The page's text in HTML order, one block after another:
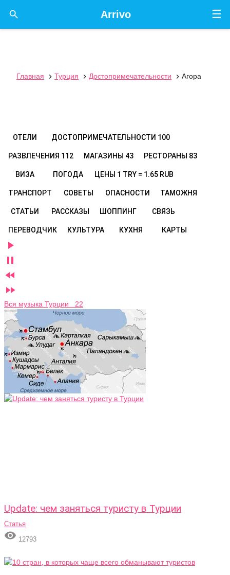
☰
Arrivo

Главная  Турция  Достопримечательности  Агора
ОТЕЛИ ДОСТОПРИМЕЧАТЕЛЬНОСТИ 100
РАЗВЛЕЧЕНИЯ 112 МАГАЗИНЫ 43 РЕСТОРАНЫ 83
ВИЗА ПОГОДА ЦЕНЫ 1 TRY = 1.65 RUB
ТРАНСПОРТ СОВЕТЫ ОПАСНОСТИ ТАМОЖНЯ
СТАТЬИ РАССКАЗЫ ШОППИНГ СВЯЗЬ
ПЕРЕВОДЧИК КУЛЬТУРА КУХНЯ КАРТЫ




Вся музыка Турции 22
Update: чем заняться туристу в Турции
Статья
 12793